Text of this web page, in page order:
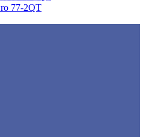
77-2QT